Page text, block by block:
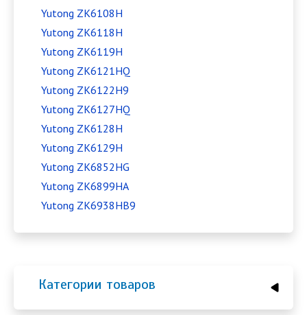
Yutong ZK6108H
Yutong ZK6118H
Yutong ZK6119H
Yutong ZK6121HQ
Yutong ZK6122H9
Yutong ZK6127HQ
Yutong ZK6128H
Yutong ZK6129H
Yutong ZK6852HG
Yutong ZK6899HA
Yutong ZK6938HB9
Категории товаров